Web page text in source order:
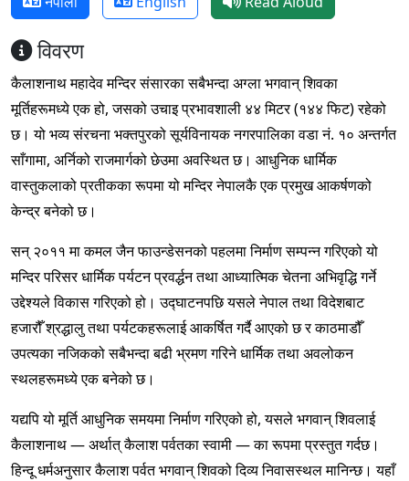
विवरण
कैलाशनाथ महादेव मन्दिर संसारका सबैभन्दा अग्ला भगवान् शिवका
मूर्तिहरूमध्ये एक हो, जसको उचाइ प्रभावशाली ४४ मिटर (१४४ फिट) रहेको
छ। यो भव्य संरचना भक्तपुरको सूर्यविनायक नगरपालिका वडा नं. १० अन्तर्गत
साँगामा, अर्निको राजमार्गको छेउमा अवस्थित छ। आधुनिक धार्मिक
वास्तुकलाको प्रतीकका रूपमा यो मन्दिर नेपालकै एक प्रमुख आकर्षणको
केन्द्र बनेको छ।
सन् २०११ मा कमल जैन फाउन्डेसनको पहलमा निर्माण सम्पन्न गरिएको यो
मन्दिर परिसर धार्मिक पर्यटन प्रवर्द्धन तथा आध्यात्मिक चेतना अभिवृद्धि गर्ने
उद्देश्यले विकास गरिएको हो। उद्घाटनपछि यसले नेपाल तथा विदेशबाट
हजारौँ श्रद्धालु तथा पर्यटकहरूलाई आकर्षित गर्दै आएको छ र काठमाडौँ
उपत्यका नजिकको सबैभन्दा बढी भ्रमण गरिने धार्मिक तथा अवलोकन
स्थलहरूमध्ये एक बनेको छ।
यद्यपि यो मूर्ति आधुनिक समयमा निर्माण गरिएको हो, यसले भगवान् शिवलाई
कैलाशनाथ — अर्थात् कैलाश पर्वतका स्वामी — का रूपमा प्रस्तुत गर्दछ।
हिन्दू धर्मअनुसार कैलाश पर्वत भगवान् शिवको दिव्य निवासस्थल मानिन्छ। यहाँ